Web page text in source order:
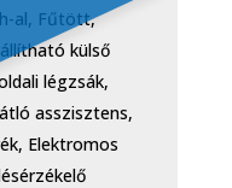
al, Fűtött,
külső
légzsák,
asszisztens,
Elektromos